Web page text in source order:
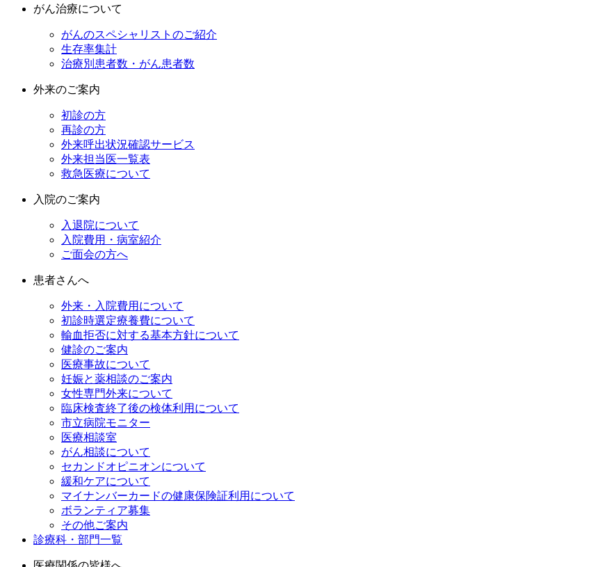
がん治療について
がんのスペシャリストのご紹介
生存率集計
治療別患者数・がん患者数
外来のご案内
初診の方
再診の方
外来呼出状況確認サービス
外来担当医一覧表
救急医療について
入院のご案内
入退院について
入院費用・病室紹介
ご面会の方へ
患者さんへ
外来・入院費用について
初診時選定療養費について
輸血拒否に対する基本方針について
健診のご案内
医療事故について
妊娠と薬相談のご案内
女性専門外来について
臨床検査終了後の検体利用について
市立病院モニター
医療相談室
がん相談について
セカンドオピニオンについて
緩和ケアについて
マイナンバーカードの健康保険証利用について
ボランティア募集
その他ご案内
診療科・部門一覧